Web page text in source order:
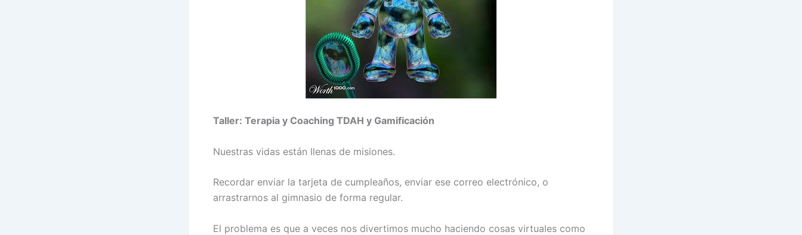
Taller: Terapia y Coaching TDAH y Gamificación
Nuestras vidas están llenas de misiones.
Recordar enviar la tarjeta de cumpleaños, enviar ese correo electrónico, o
arrastrarnos al gimnasio de forma regular.
El problema es que a veces nos divertimos mucho haciendo cosas virtuales como